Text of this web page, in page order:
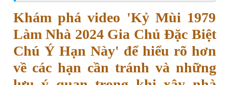
Khám phá video 'Kỷ Mùi 1979
Làm Nhà 2024 Gia Chủ Đặc Biệt
Chú Ý Hạn Này' để hiểu rõ hơn
về các hạn cần tránh và những